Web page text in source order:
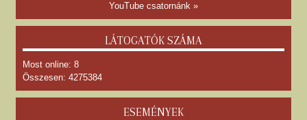
YouTube csatornánk »
LÁTOGATÓK SZÁMA
Most online: 8
Összesen: 4275384
ESEMÉNYEK